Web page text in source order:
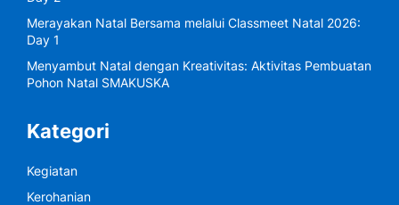
Merayakan Natal Bersama melalui Classmeet Natal 2026:
Day 1
Menyambut Natal dengan Kreativitas: Aktivitas Pembuatan
Pohon Natal SMAKUSKA
Kategori
Kegiatan
Kerohanian